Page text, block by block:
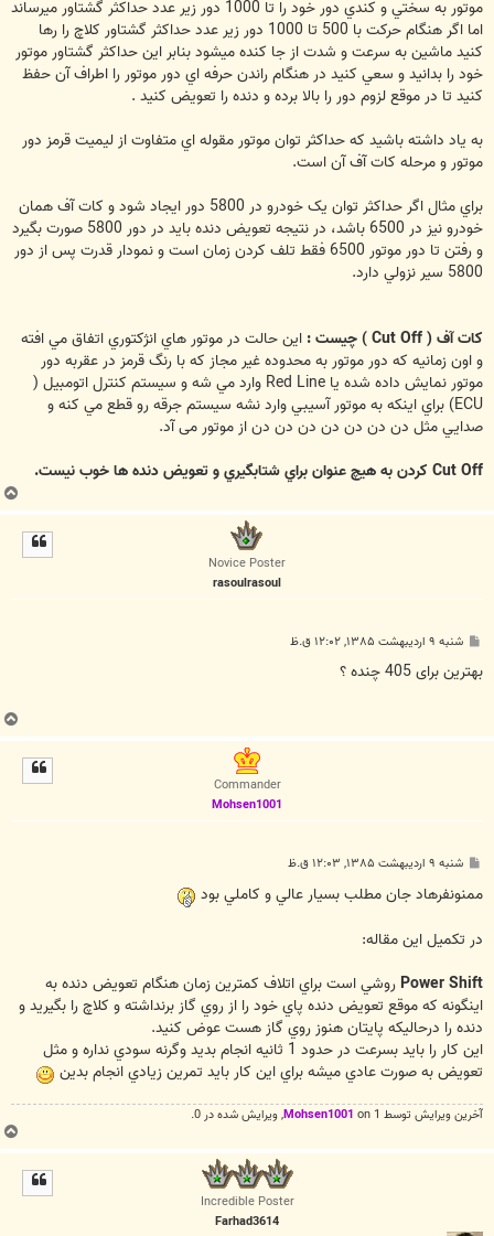
موتور به سختي و كندي دور خود را تا 1000 دور زير عدد حداكثر گشتاور ميرساند
اما اگر هنگام حركت با 500 تا 1000 دور زير عدد حداكثر گشتاور كلاچ را رها
كنيد ماشين به سرعت و شدت از جا كنده ميشود بنابر اين حداكثر گشتاور موتور
خود را بدانيد و سعي كنيد در هنگام راندن حرفه اي دور موتور را اطراف آن حفظ
كنيد تا در موقع لزوم دور را بالا برده و دنده را تعويض كنيد .
به ياد داشته باشيد كه حداكثر توان موتور مقوله اي متفاوت از ليميت قرمز دور
موتور و مرحله كات آف آن است.
براي مثال اگر حداكثر توان یک خودرو در 5800 دور ايجاد شود و كات آف همان
خودرو نیز در 6500 باشد، در نتيجه تعويض دنده بايد در دور 5800 صورت بگيرد
و رفتن تا دور موتور 6500 فقط تلف كردن زمان است و نمودار قدرت پس از دور
5800 سير نزولي دارد.
کات آف ( Cut Off ) چيست :
اين حالت در موتور هاي انژكتوري اتفاق مي افته
و اون زمانيه كه دور موتور به محدوده غير مجاز که با رنگ قرمز در عقربه دور
موتور نمایش داده شده يا Red Line وارد مي شه و سیستم کنترل اتومبیل (
ECU) براي اينكه به موتور آسيبي وارد نشه سيستم جرقه رو قطع مي كنه و
صدايي مثل دن دن دن دن دن دن دن از موتور می آد.
Cut Off كردن به هيچ عنوان براي شتابگيري و تعویض دنده ها خوب نیست.
Novice Poster
rasoulrasoul
ت
شنبه ۹ اردیبهشت ۱۳۸۵, ۱۲:۰۲ ق.ظ
بهترین برای 405 چنده ؟
Commander
Mohsen1001
ت
شنبه ۹ اردیبهشت ۱۳۸۵, ۱۲:۰۳ ق.ظ
ممنونفرهاد جان مطلب بسيار عالي و کاملي بود
در تکميل اين مقاله‌:
Power Shift روشي است براي اتلاف کمترين زمان هنگام تعويض دنده به
اينگونه که موقع تعويض دنده پاي خود را از روي گاز برنداشته و کلاچ را بگيريد و
دنده را درحاليکه پايتان هنوز روي گاز هست عوض کنيد.
اين کار را بايد بسرعت در حدود 1 ثانيه انجام بديد وگرنه سودي نداره و مثل
تعويض به صورت عادي ميشه براي اين کار بايد تمرين زيادي انجام بدين
آخرین ويرايش توسط 1 on Mohsen1001, ويرايش شده در 0.
Incredible Poster
Farhad3614